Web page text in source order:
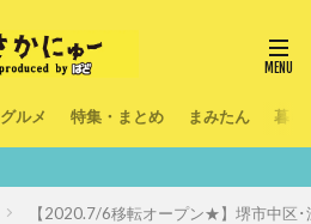
グルメ 特集・まとめ まみたん 暮ら
【2020.7/6移転オープン★】堺市中区